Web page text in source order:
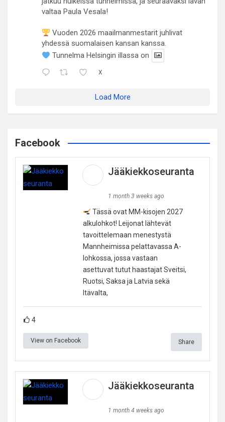
valtaa Paula Vesala!
Vuoden 2026 maailmanmestarit juhlivat
yhdessä suomalaisen kansan kanssa.
Tunnelma Helsingin illassa on
X
Load More
Facebook
Jääkiekkoseuranta
1 month 3 weeks ago
Tässä ovat MM-kisojen 2027
alkulohkot! Leijonat lähtevät
tavoittelemaan menestystä
Mannheimissa pelattavassa A-
lohkossa, jossa vastaan
asettuvat tutut haastajat Sveitsi,
Ruotsi, Saksa ja Latvia sekä
Itävalta,
4
View on Facebook Share
Jääkiekkoseuranta
1 month 4 weeks ago